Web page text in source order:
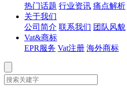
热门话题 行业资讯 痛点解析
关于我们
公司简介 联系我们 团队风貌
Vat&商标
EPR服务 Vat注册 海外商标